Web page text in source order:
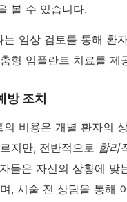
볼 수 있습니다.
는 임상 검토를 통해 환
형 임플란트 치료를 제
방 조치
의 비용은 개별 환자의
지만, 전반적으로 합리
들은 자신의 상황에 맞
, 시술 전 상담을 통해